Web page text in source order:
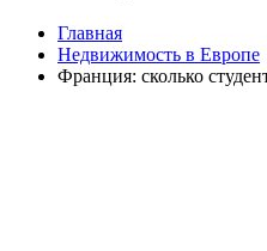
Главная
Недвижимость в Европе
Франция: сколько